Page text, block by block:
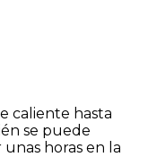
caliente hasta
se puede
horas en la